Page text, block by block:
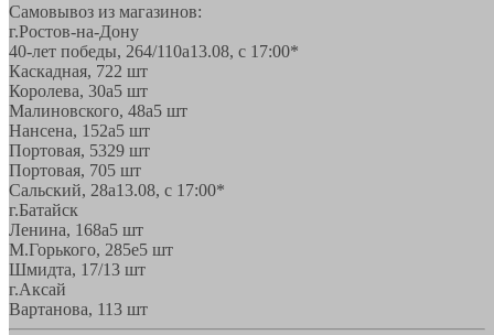
Самовывоз из магазинов:
г.Ростов-на-Дону
40-лет победы, 264/110а13.08, с 17:00*
Каскадная, 722 шт
Королева, 30а5 шт
Малиновского, 48а5 шт
Нансена, 152а5 шт
Портовая, 5329 шт
Портовая, 705 шт
Сальский, 28a13.08, с 17:00*
г.Батайск
Ленина, 168а5 шт
М.Горького, 285е5 шт
Шмидта, 17/13 шт
г.Аксай
Вартанова, 113 шт